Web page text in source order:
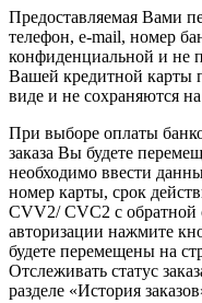
Предоставляемая Вами
телефон, e-mail, номер
конфиденциальной и не
Вашей кредитной карты
виде и не сохраняются
При выборе оплаты
заказа Вы будете
необходимо ввести
номер карты, срок
CVV2/ CVC2 с
авторизации нажмите
будете перемещены на
Отслеживать статус
разделе «История